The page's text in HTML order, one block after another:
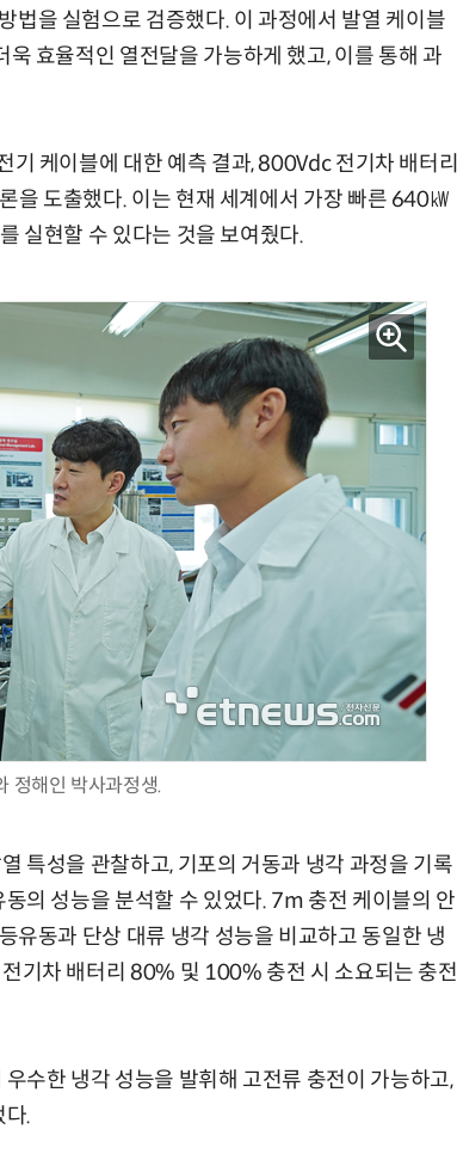
법을 실험으로 검증했다. 이 과정에서 발열 케이블
효율적인 열전달을 가능하게 했고, 이를 통해 과
케이블에 대한 예측 결과, 800Vdc 전기차 배터리
도출했다. 이는 현재 세계에서 가장 빠른 640㎾
실현할 수 있다는 것을 보여줬다.
정해인 박사과정생.
특성을 관찰하고, 기포의 거동과 냉각 과정을 기록
의 성능을 분석할 수 있었다. 7m 충전 케이블의 안
동과 단상 대류 냉각 성능을 비교하고 동일한 냉
기차 배터리 80% 및 100% 충전 시 소요되는 충전
수한 냉각 성능을 발휘해 고전류 충전이 가능하고,
다.